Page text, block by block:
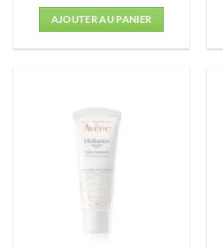
initial
était :
د.ت42.000.
AJOUTER AU PANIER